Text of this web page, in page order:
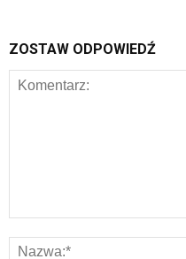
ZOSTAW ODPOWIEDŹ